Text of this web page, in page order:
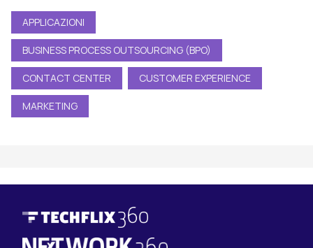
APPLICAZIONI
BUSINESS PROCESS OUTSOURCING (BPO)
CONTACT CENTER CUSTOMER EXPERIENCE
MARKETING